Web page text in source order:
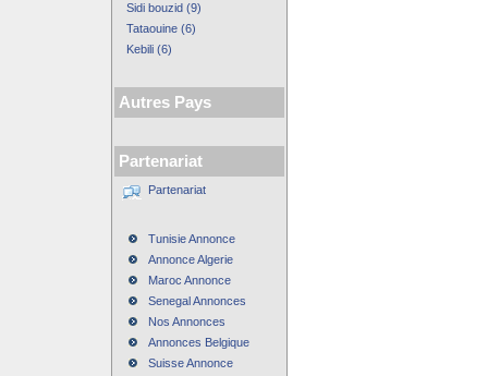
Sidi bouzid (9)
Tataouine (6)
Kebili (6)
Autres Pays
Partenariat
Partenariat
Tunisie Annonce
Annonce Algerie
Maroc Annonce
Senegal Annonces
Nos Annonces
Annonces Belgique
Suisse Annonce